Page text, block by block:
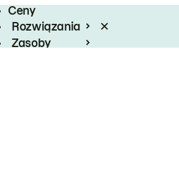
Ceny
Rozwiązania
Zasoby